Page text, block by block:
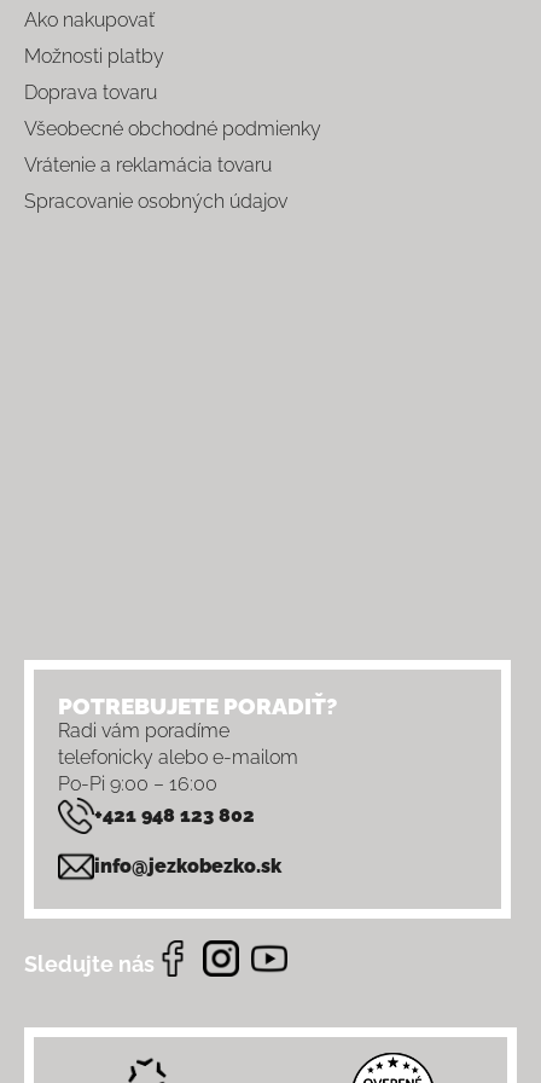
Ako nakupovať
Možnosti platby
Doprava tovaru
Všeobecné obchodné podmienky
Vrátenie a reklamácia tovaru
Spracovanie osobných údajov
POTREBUJETE PORADIŤ?
Radi vám poradíme
telefonicky alebo e-mailom
Po-Pi 9:00 – 16:00
+421 948 123 802
info@jezkobezko.sk
Sledujte nás